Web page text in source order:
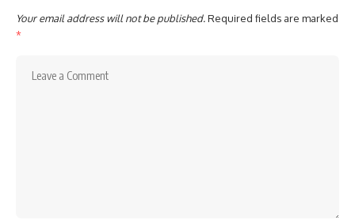
Your email address will not be published.Required fields are marked
*